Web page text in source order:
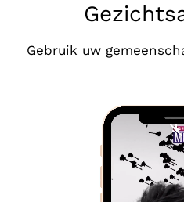
Gebruik uw